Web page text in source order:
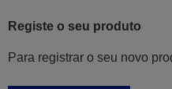
Registe o seu produto
Para registrar o seu novo